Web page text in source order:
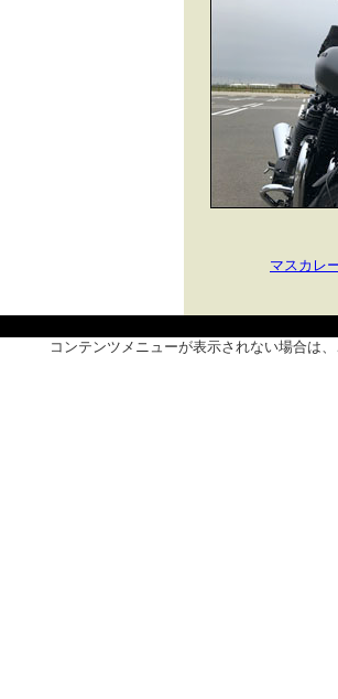
マスカレ
コンテンツメニューが表示されない場合は